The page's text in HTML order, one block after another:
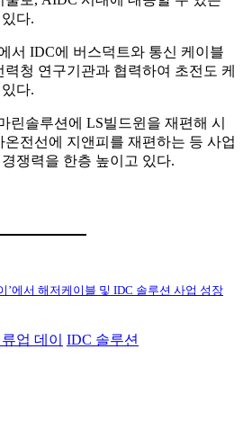
다.
서 IDC에 버스덕트와 통신 케이블
청 연구기관과 협력하여 초전도 케
다.
린솔루션에 LS빌드윈을 재편해 시
전선에 지앤피를 재편하는 등 사업
쟁력을 한층 높이고 있다.
’에서 해저케이블 및 IDC 솔루션 사업 성장
업 데이 IDC 솔루션